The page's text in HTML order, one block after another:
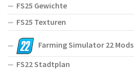
FS25 Gewichte
FS25 Texturen
Farming Simulator 22 Mods
FS22 Stadtplan